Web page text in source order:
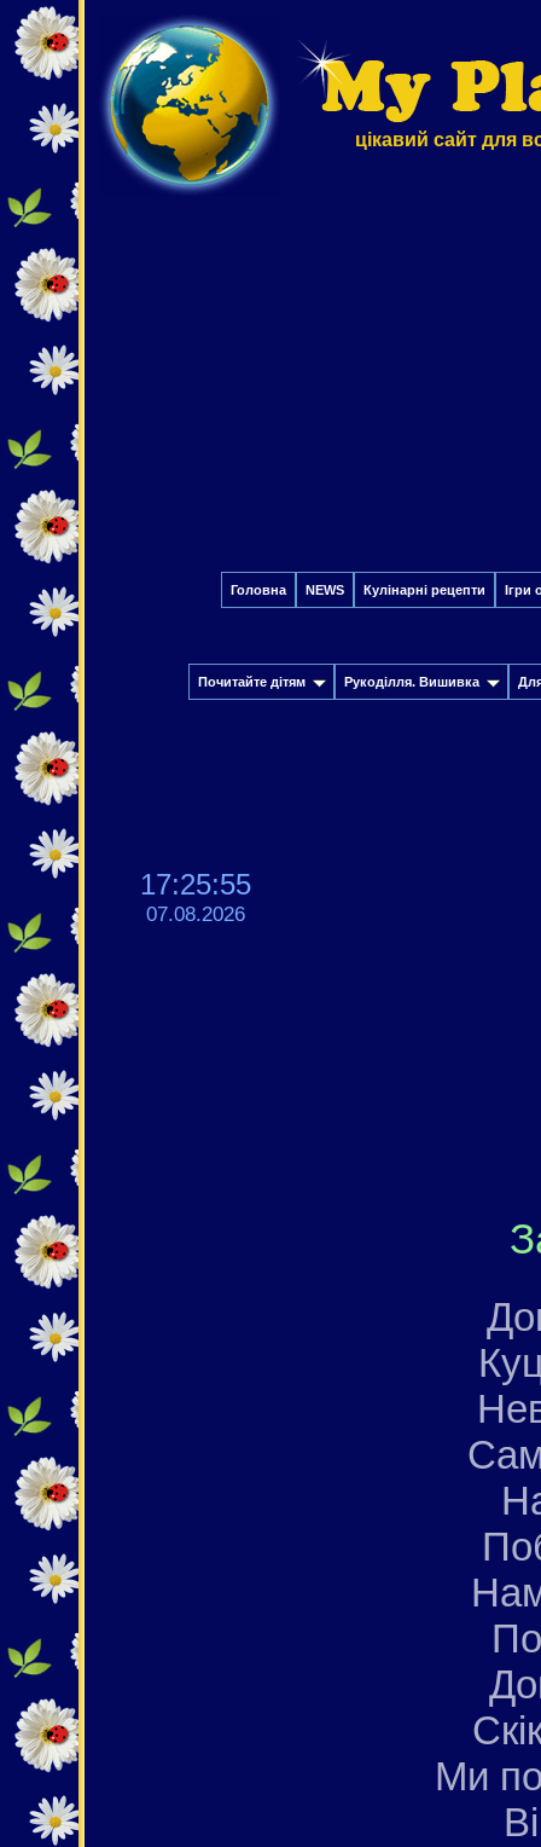
цікавий сайт для
Головна NEWS Кулінарні рецепти Ігри
Почитайте дітям Рукоділля. Вишивка
17:25:56
07.08.2026
Сам
Ми